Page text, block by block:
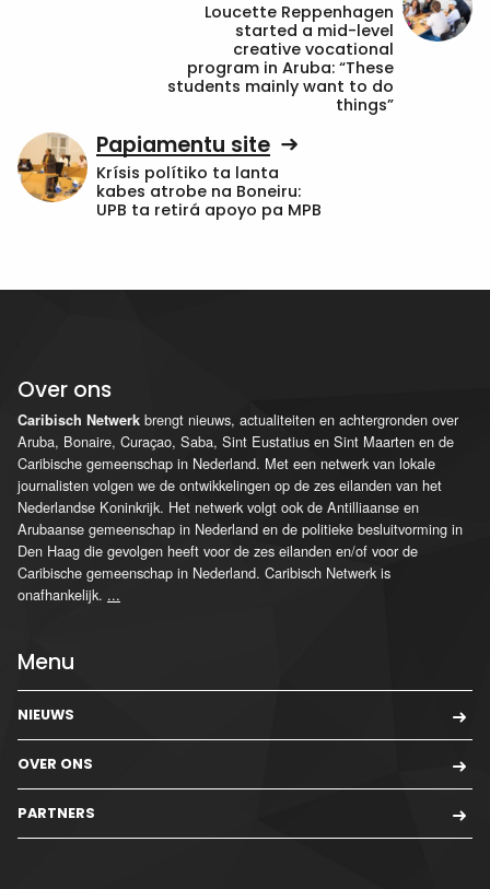
Loucette Reppenhagen
started a mid-level
creative vocational
program in Aruba: “These
students mainly want to do
things”
Papiamentu site
Krísis polítiko ta lanta
kabes atrobe na Boneiru:
UPB ta retirá apoyo pa MPB
Over ons
Caribisch Netwerk brengt nieuws, actualiteiten en achtergronden over
Aruba, Bonaire, Curaçao, Saba, Sint Eustatius en Sint Maarten en de
Caribische gemeenschap in Nederland. Met een netwerk van lokale
journalisten volgen we de ontwikkelingen op de zes eilanden van het
Nederlandse Koninkrijk. Het netwerk volgt ook de Antilliaanse en
Arubaanse gemeenschap in Nederland en de politieke besluitvorming in
Den Haag die gevolgen heeft voor de zes eilanden en/of voor de
Caribische gemeenschap in Nederland. Caribisch Netwerk is
onafhankelijk. ...
Menu
NIEUWS
OVER ONS
PARTNERS